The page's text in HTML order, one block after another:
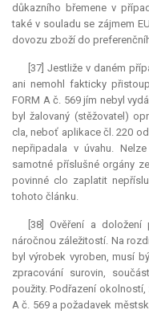
důkazního břemene v
také v souladu se zájmem
dovozu zboží do
[37] Jestliže v daném
ani nemohl fakticky
FORM A č. 569 jím nebyl
byl žalovaný (stěžovatel)
cla, neboť aplikace čl. 220
nepřipadala v úvahu.
samotné příslušné orgány
povinné clo zaplatit
tohoto článku.
[38] Ověření a
náročnou záležitostí. Na
byl výrobek vyroben, musí
zpracování surovin,
použity. Podřazení
A č. 569 a požadavek